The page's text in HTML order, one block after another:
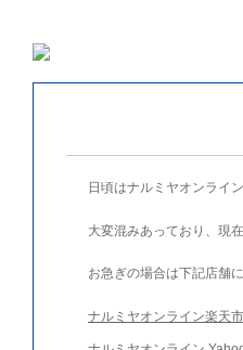
日頃はナルミヤオンライ
大変混みあっており、現
お急ぎの場合は下記店舗
ナルミヤオンライン楽天